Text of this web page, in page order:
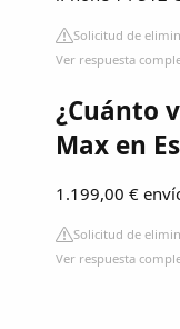
Solicitud de
Ver respuesta
¿Cuánto
Max en
1.199,00 €
Solicitud de
Ver respuesta